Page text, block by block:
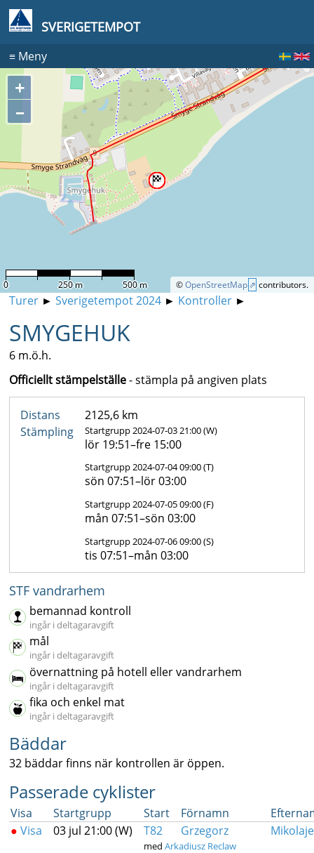
SVERIGETEMPOT
≡Meny
+
–
©OpenStreetMap contributors.
0 250 m 500 m
Turer► Sverigetempot 2024► Kontroller►
SMYGEHUK
6 m.ö.h.
Officiellt stämpelställe- stämpla på angiven plats
Distans
2125,6 km
Stämpling
Startgrupp 2024-07-03 21:00 (W)
lör 19:51–fre 15:00
Startgrupp 2024-07-04 09:00 (T)
sön 07:51–lör 03:00
Startgrupp 2024-07-05 09:00 (F)
mån 07:51–sön 03:00
Startgrupp 2024-07-06 09:00 (S)
tis 07:51–mån 03:00
STF vandrarhem
bemannad kontroll
ingår i deltagaravgift
mål
ingår i deltagaravgift
övernattning på hotell eller vandrarhem
ingår i deltagaravgift
fika och enkel mat
ingår i deltagaravgift
Bäddar
32 bäddar finns när kontrollen är öppen.
Passerade cyklister
Visa Startgrupp Start Förnamn
● Visa 03 jul 21:00 (W) T82 Grzegorz
med Arkadiusz Reclaw